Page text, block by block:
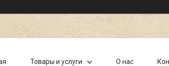
Товары и услуги О нас